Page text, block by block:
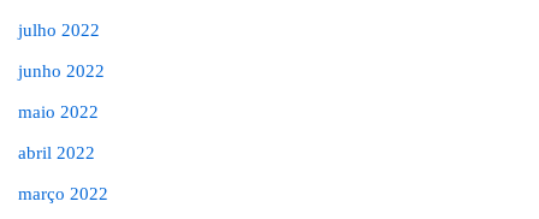
julho 2022
junho 2022
maio 2022
abril 2022
março 2022